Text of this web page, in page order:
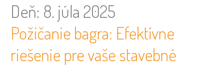
Deň: 8. júla 2025
Požičanie bagra: Efektívne
riešenie pre vaše stavebné